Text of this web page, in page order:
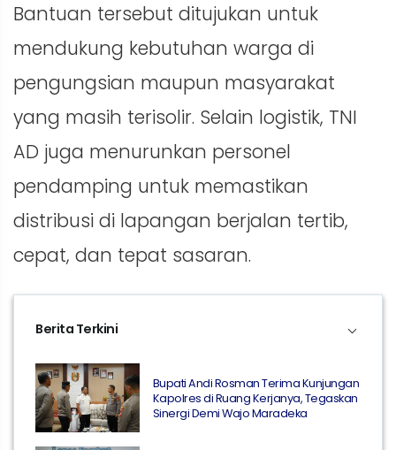
Bantuan tersebut ditujukan untuk
mendukung kebutuhan warga di
pengungsian maupun masyarakat
yang masih terisolir. Selain logistik, TNI
AD juga menurunkan personel
pendamping untuk memastikan
distribusi di lapangan berjalan tertib,
cepat, dan tepat sasaran.
Berita Terkini
Bupati Andi Rosman Terima Kunjungan
Kapolres di Ruang Kerjanya, Tegaskan
Sinergi Demi Wajo Maradeka